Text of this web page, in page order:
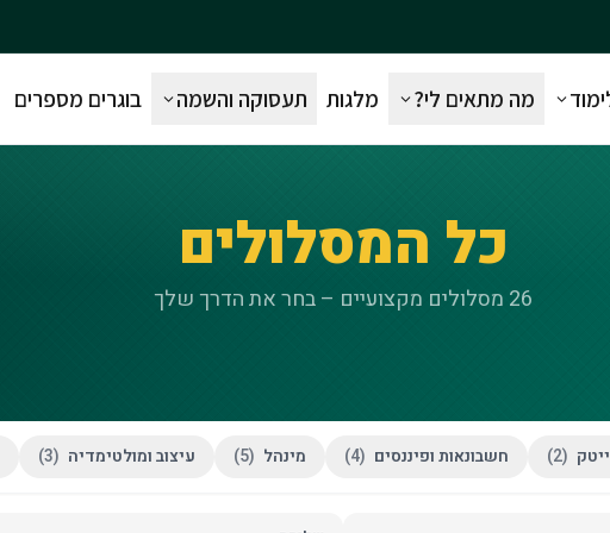
מה מתאים לי? מלגות תעסוקה והשמה בוגרים מספרים
כל המסלולים
26 מסלולים מקצועיים – בחר את הדרך שלך
(
2
) חשבונאות ופיננסים (
4
) מינהל (
5
) עיצוב ומולטימדיה (
3
)